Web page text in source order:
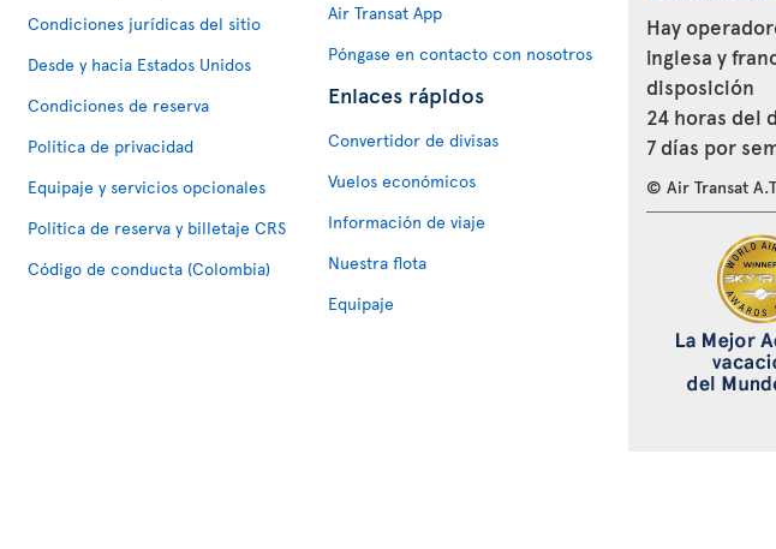
Condiciones jurídicas del sitio
Desde y hacia Estados Unidos
Condiciones de reserva
Política de privacidad
Equipaje y servicios opcionales
Política de reserva y billetaje CRS
Código de conducta (Colombia)
Air Transat App
Póngase en contacto con nosotros
Enlaces rápidos
Convertidor de divisas
Vuelos económicos
Información de viaje
Nuestra flota
Equipaje
Hay
inglesa y
disposición
24 horas del
7 días por
© Air Transat